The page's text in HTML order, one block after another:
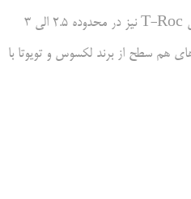
خودروهای آلمانی حتی اگر کوچک باشند، در سرزمین ما با قیمت گزافی به فروش خواهند رسید. قیمت فولکس واگن T-Roc‌ نیز در محدوده 2.5 الی 3
هم سطح از برند لکسوس و تویوتا با